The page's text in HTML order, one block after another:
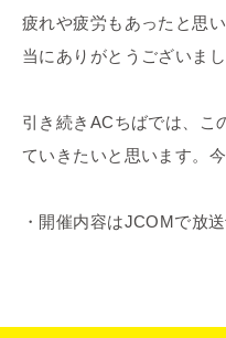
疲れや疲労もあったと思
当にありがとうございまし
引き続きACちばでは、こ
ていきたいと思います。
・開催内容はJCOMで放